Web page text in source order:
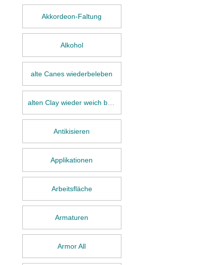
Akkordeon-Faltung
Alkohol
alte Canes wiederbeleben
alten Clay wieder weich bekommen
Antikisieren
Applikationen
Arbeitsfläche
Armaturen
Armor All